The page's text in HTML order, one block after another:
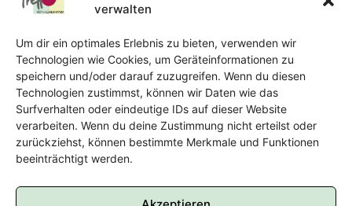
verwalten
Um dir ein optimales Erlebnis zu bieten, verwenden wir
Technologien wie Cookies, um Geräteinformationen zu
speichern und/oder darauf zuzugreifen. Wenn du diesen
Technologien zustimmst, können wir Daten wie das
Surfverhalten oder eindeutige IDs auf dieser Website
verarbeiten. Wenn du deine Zustimmung nicht erteilst oder
zurückziehst, können bestimmte Merkmale und Funktionen
beeinträchtigt werden.
E-Mail:oka@treffpunkt-roethelheimpark.de
Offene Jugendarbeit - Easthouse
Tel:
09131–302259
E-Mail:oja@treffpunkt-roethelheimpark.de